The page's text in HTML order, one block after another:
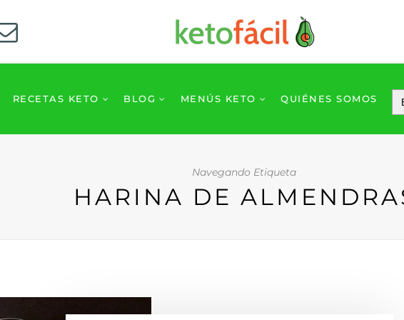
RECETAS KETO BLOG MENÚS KETO QUIÉNES SOMOS
Navegando Etiqueta
HARINA DE